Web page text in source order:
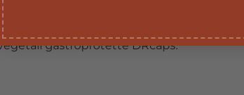
gastroprotette DRcaps.